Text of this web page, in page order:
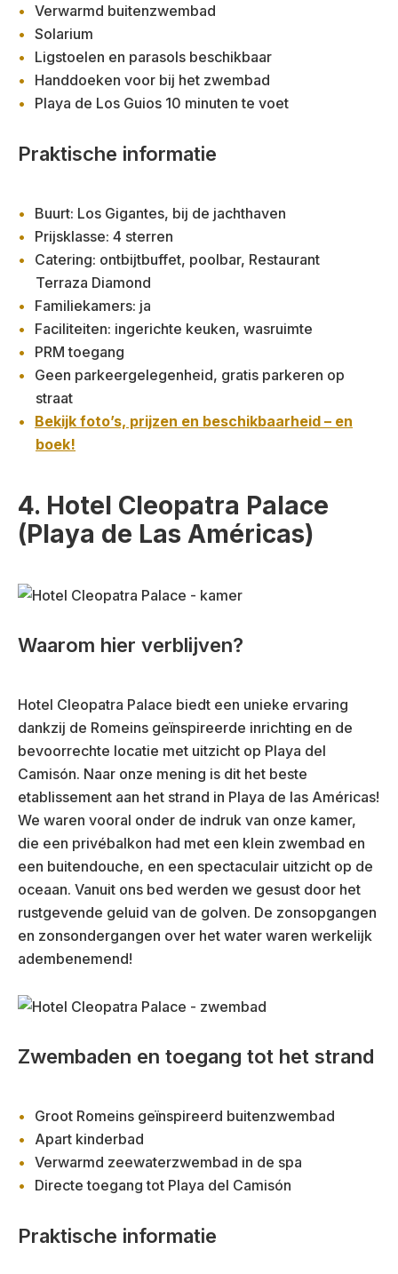
Verwarmd buitenzwembad
Solarium
Ligstoelen en parasols beschikbaar
Handdoeken voor bij het zwembad
Playa de Los Guios 10 minuten te voet
Praktische informatie
Buurt: Los Gigantes, bij de jachthaven
Prijsklasse: 4 sterren
Catering: ontbijtbuffet, poolbar, Restaurant
Terraza Diamond
Familiekamers: ja
Faciliteiten: ingerichte keuken, wasruimte
PRM toegang
Geen parkeergelegenheid, gratis parkeren op
straat
Bekijk foto’s, prijzen en beschikbaarheid – en
boek!
4. Hotel Cleopatra Palace
(Playa de Las Américas)
Waarom hier verblijven?
Hotel Cleopatra Palace biedt een unieke ervaring
dankzij de Romeins geïnspireerde inrichting en de
bevoorrechte locatie met uitzicht op Playa del
Camisón. Naar onze mening is dit het beste
etablissement aan het strand in Playa de las Américas!
We waren vooral onder de indruk van onze kamer,
die een privébalkon had met een klein zwembad en
een buitendouche, en een spectaculair uitzicht op de
oceaan. Vanuit ons bed werden we gesust door het
rustgevende geluid van de golven. De zonsopgangen
en zonsondergangen over het water waren werkelijk
adembenemend!
Zwembaden en toegang tot het strand
Groot Romeins geïnspireerd buitenzwembad
Apart kinderbad
Verwarmd zeewaterzwembad in de spa
Directe toegang tot Playa del Camisón
Praktische informatie